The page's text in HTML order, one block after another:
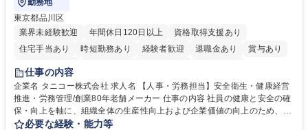
勤務地
東京都品川区
業界未経験歓迎
年間休日120日以上
資格取得支援あり
住宅手当あり
時短勤務あり 経験者歓迎 退職金あり
賞与あり
完全週休2日制
寮・社宅あり
仕事の内容
企業名 タニコー株式会社 求人名 【人事・労務担当】安全衛生・健康経営
推進・労務管理/創業80年老舗メーカー 仕事の内容 社員の健康と安全の確
保・向上を軸に、組織全体の生産性向上および企業価値の向上のため、経
営層と密接に連携しながら、定型業務にとどまらず、制度設計や施策立案
必要な経験・能力等